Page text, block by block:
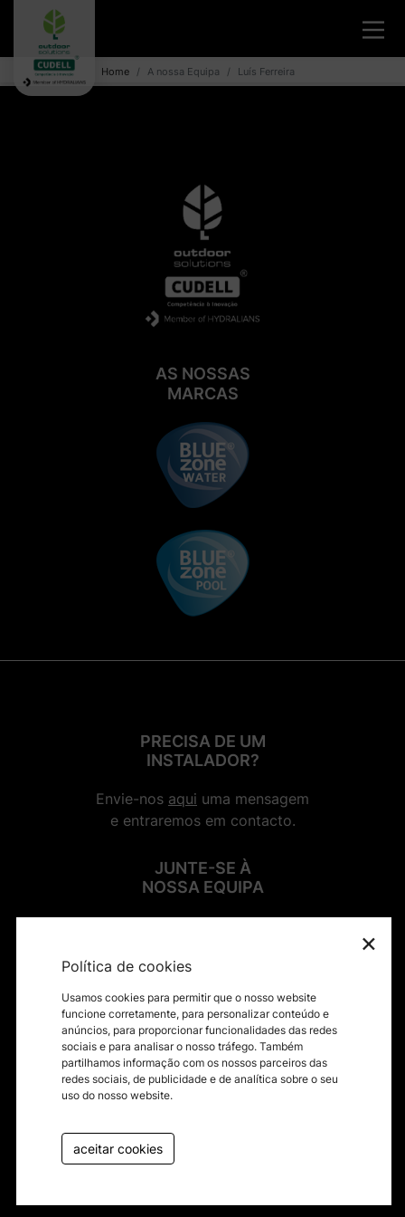
Home A nossa Equipa Luís Ferreira
AS NOSSAS
MARCAS
PRECISA DE UM
INSTALADOR?
Envie-nos aqui uma mensagem
e entraremos em contacto.
JUNTE-SE À
NOSSA EQUIPA
Contactos
Termos e condições
Política de privacidade
Livro de reclamações
×
Política de cookies
Usamos cookies para permitir que o nosso website
funcione corretamente, para personalizar conteúdo e
anúncios, para proporcionar funcionalidades das redes
sociais e para analisar o nosso tráfego. Também
partilhamos informação com os nossos parceiros das
redes sociais, de publicidade e de analítica sobre o seu
uso do nosso website.
aceitar cookies